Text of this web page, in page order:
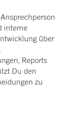
interne
über
Reports
Du den
zu